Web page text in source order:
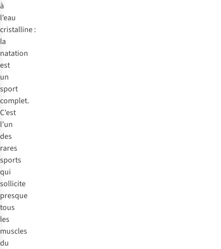
à
l’eau
cristalline :
la
natation
est
un
sport
complet.
C’est
l’un
des
rares
sports
qui
sollicite
presque
tous
les
muscles
du